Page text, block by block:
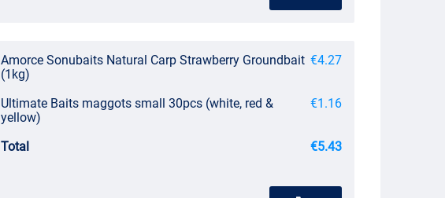
Amorce Sonubaits Natural Carp Strawberry Groundbait
(1kg)
€4.27
Ultimate Baits maggots small 30pcs (white, red &
yellow)
€1.16
Total €5.43